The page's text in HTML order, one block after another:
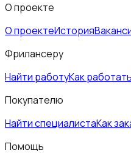
О проекте
О проектеИстория
Фрилансеру
Найти работуКак работать
Покупателю
Найти специалистаКак
Помощь